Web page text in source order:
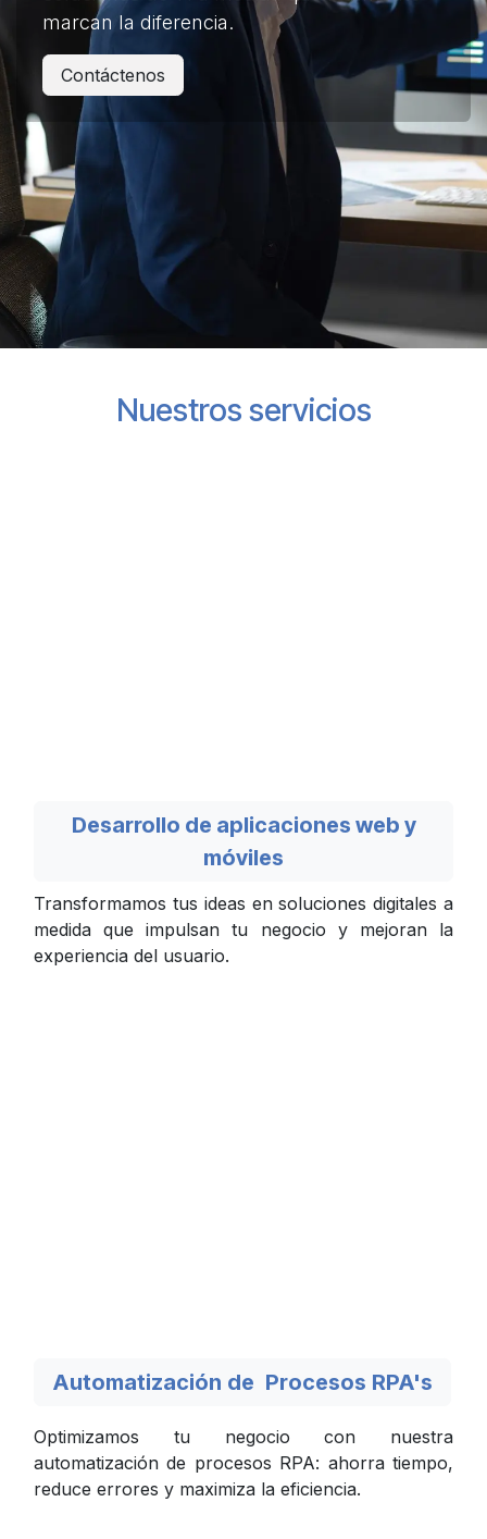
marcan la diferencia.
Contáctenos
Nuestros servicios
Desarrollo de aplicaciones web y
móviles
Transformamos tus ideas en soluciones digitales a
medida que impulsan tu negocio y mejoran la
experiencia del usuario.
Automatización de Procesos RPA's
Optimizamos tu negocio con nuestra
automatización de procesos RPA: ahorra tiempo,
reduce errores y maximiza la eficiencia.